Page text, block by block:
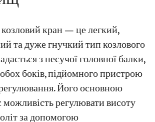
кран — це легкий,
та дуже гнучкий тип козлового
з несучої головної балки,
боків, підйомного пристрою
Його основною
регулювати висоту
за допомогою